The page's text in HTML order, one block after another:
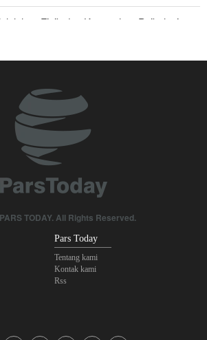
Fisik dan Keruntuhan Psikologis
Terjepit di Antara Iran dan Ansarullah,
Posisi Pasukan Bayaran Saudi
dan Drone
dalam Kondisi Siaga Penuh
Khawatirkan Dampak Menipisnya Rudal
TODAY. All Rights Reserved.
Pars Today
Tentang kami
Kontak kami
Rss